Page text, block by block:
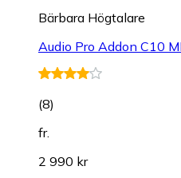
Bärbara Högtalare
Audio Pro Addon C10
(8)
fr.
2 990 kr